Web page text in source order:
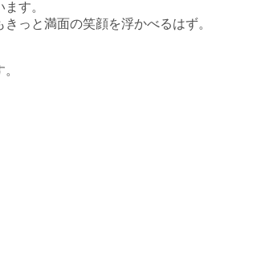
す。
っと満面の笑顔を浮かべるはず。